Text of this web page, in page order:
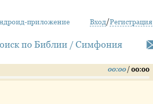
приложение Вход/Регистрация
по Библии / Симфония
00:00 / 00:00